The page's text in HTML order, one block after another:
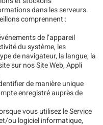
dans les serveurs.
comprennent :
de l’appareil
du système, les
de navigateur, la langue, la
sur nos Site Web, Appli
de manière unique
enregistré auprès de
vous utilisez le Service
ou logiciel informatique,